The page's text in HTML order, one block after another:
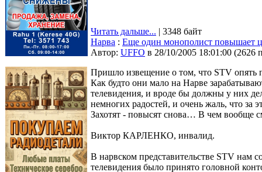
Читать дальше... | 3348 байт
Нарва : Еще один монополист повышает
Автор: UFFO в 28/10/2005 18:01:00 (2626
Пришло извещение о том, что STV опять
Как будто они мало на Нарве
телевидения, и вроде бы должны у них
немногих радостей, и очень жаль, что за
Захотят - повысят снова… В чем вообще
Виктор КАРЛЕНКО, инвалид.
В нарвском представительстве STV нам
телевидения было принято головной